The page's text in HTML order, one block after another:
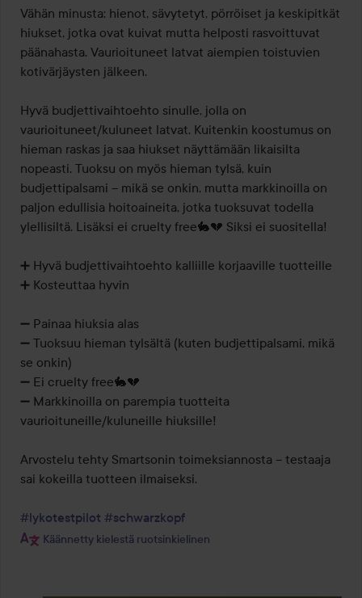
Vähän minusta: hienot, sävytetyt, pörröiset ja keskipitkät
hiukset, jotka ovat kuivat mutta helposti rasvoittuvat
päänahasta. Vaurioituneet latvat aiempien toistuvien
kotivärjäysten jälkeen.
Hyvä budjettivaihtoehto sinulle, jolla on
vaurioituneet/kuluneet latvat. Kuitenkin koostumus on
hieman raskas ja saa hiukset näyttämään likaisilta
nopeasti. Tuoksu on myös hieman tylsä, kuin
budjettipalsami – mikä se onkin, mutta markkinoilla on
paljon edullisia hoitoaineita, jotka tuoksuvat todella
ylellisiltä. Lisäksi ei cruelty free🐇💔 Siksi ei suositella!
➕️ Hyvä budjettivaihtoehto kalliille korjaaville tuotteille
➕️ Kosteuttaa hyvin
➖️ Painaa hiuksia alas
➖️ Tuoksuu hieman tylsältä (kuten budjettipalsami, mikä
se onkin)
➖️ Ei cruelty free🐇💔
➖️ Markkinoilla on parempia tuotteita
vaurioituneille/kuluneille hiuksille!
Arvostelu tehty Smartsonin toimeksiannosta – testaaja
sai kokeilla tuotteen ilmaiseksi.
#lykotestpilot #schwarzkopf
Käännetty kielestä ruotsinkielinen